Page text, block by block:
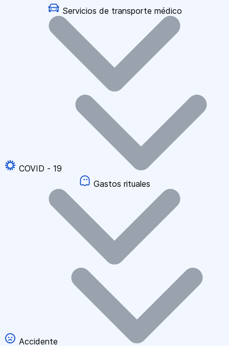
Servicios de transporte médico
COVID - 19
Gastos rituales
Accidente